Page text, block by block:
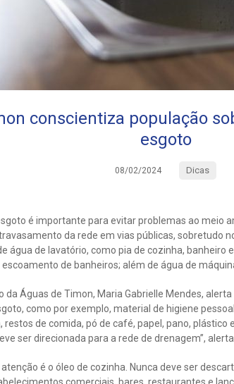
conscientiza população
esgoto
08/02/2024 Dicas
é importante para evitar problemas ao meio
da rede em vias públicas, sobretudo
água de lavatório, como pia de cozinha, banheiro
de banheiros; além de água de
da Águas de Timon, Maria Gabrielle Mendes,
como por exemplo, material de higiene
de comida, pó de café, papel, pano, plástico
ser direcionada para a rede de drenagem”, alerta.
é o óleo de cozinha. Nunca deve ser